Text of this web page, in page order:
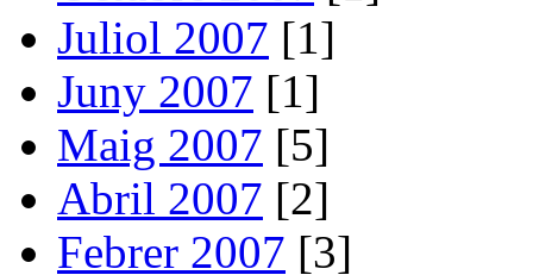
Juliol 2007 [1]
Juny 2007 [1]
Maig 2007 [5]
Abril 2007 [2]
Febrer 2007 [3]